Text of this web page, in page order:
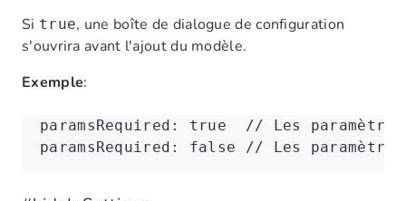
Si true, une boîte de dialogue de configuration
s'ouvrira avant l'ajout du modèle.
Exemple:
paramsRequired : true
// Les
paramsRequired : false // Les